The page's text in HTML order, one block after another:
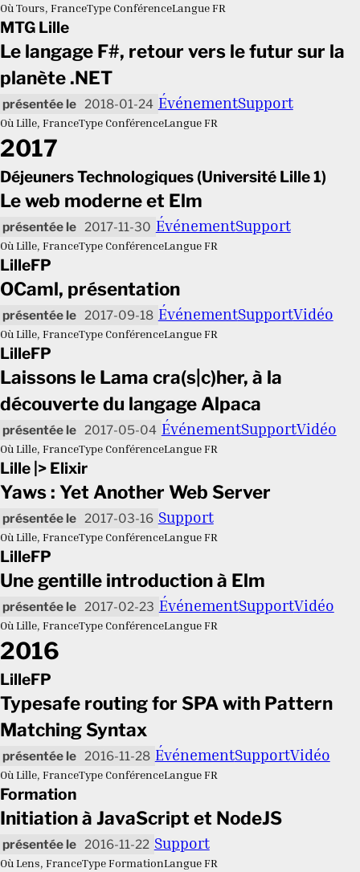
Où Tours, FranceType ConférenceLangueFR
MTG Lille
Le langage F#, retour vers le futur sur la
planète .NET
2018-01-24 ÉvénementSupport
Où Lille, FranceType ConférenceLangueFR
2017
Déjeuners Technologiques (Université Lille 1)
Le web moderne et Elm
2017-11-30 ÉvénementSupport
Où Lille, FranceType ConférenceLangueFR
LilleFP
OCaml, présentation
2017-09-18 ÉvénementSupportVidéo
Où Lille, FranceType ConférenceLangueFR
LilleFP
Laissons le Lama cra(s|c)her, à la
découverte du langage Alpaca
2017-05-04 ÉvénementSupportVidéo
Où Lille, FranceType ConférenceLangueFR
Lille |> Elixir
Yaws : Yet Another Web Server
2017-03-16 Support
Où Lille, FranceType ConférenceLangueFR
LilleFP
Une gentille introduction à Elm
2017-02-23 ÉvénementSupportVidéo
Où Lille, FranceType ConférenceLangueFR
2016
LilleFP
Typesafe routing for SPA with Pattern
Matching Syntax
2016-11-28 ÉvénementSupportVidéo
Où Lille, FranceType ConférenceLangueFR
Formation
Initiation à JavaScript et NodeJS
2016-11-22 Support
Où Lens, FranceTypeFormationLangueFR